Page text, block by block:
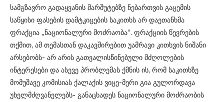
სამგზავრო გადაყვანის მარშუტებზე ნებართვის გაცემის
საწყისი ფასების დამტკიცების საკითხს არ დაეთანხმა
ფრაქცია „ნაციონალური მოძრაობა“. ფრაქციის წევრების
თქმით, ამ თემასთან დაკავშირებით უამრავი კითხვის ნიშანი
არსებობს- არ არის გათვალისწინებული მძღოლების
ინტერესები და ასევე პრობლემას ქმნის ის, რომ საკითხზე
მომუშავე კომისიას ქალაქის ვიცე-მერი გია გულორდავა
უხელმძღვანელებს- განაცხადეს ნაციონალური მოძრაობის